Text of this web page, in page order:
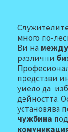
много по-
Ви на
различни
представи
умело да
дейността.
установява
чужбина